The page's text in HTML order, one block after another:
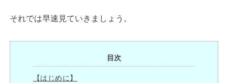
それでは早速見ていきましょう。
目次
【はじめに】